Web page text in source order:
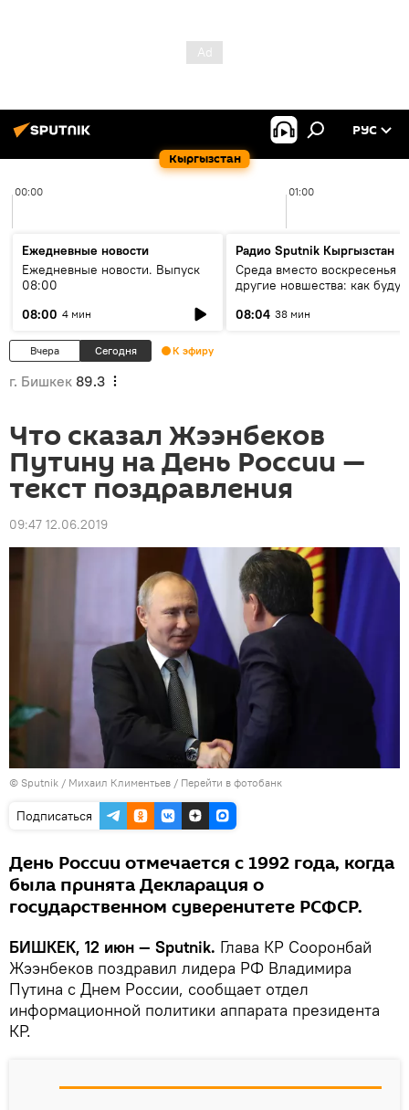
Кыргызстан
РУС
00:00 01:00
Ежедневные новости
Ежедневные новости. Выпуск
08:00
08:00 4 мин
Радио Sputnik Кыргызстан
Среда вместо воскресенья и
другие новшества: как будут
08:04 38 мин
Вчера Сегодня К эфиру
г. Бишкек 89.3
Что сказал Жээнбеков
Путину на День России —
текст поздравления
09:47 12.06.2019
© Sputnik / Михаил Климентьев / Перейти в фотобанк
Подписаться
День России отмечается с 1992 года, когда
была принята Декларация о
государственном суверенитете РСФСР.
БИШКЕК, 12 июн — Sputnik. Глава КР Сооронбай
Жээнбеков поздравил лидера РФ Владимира
Путина с Днем России, сообщает отдел
информационной политики аппарата президента
КР.